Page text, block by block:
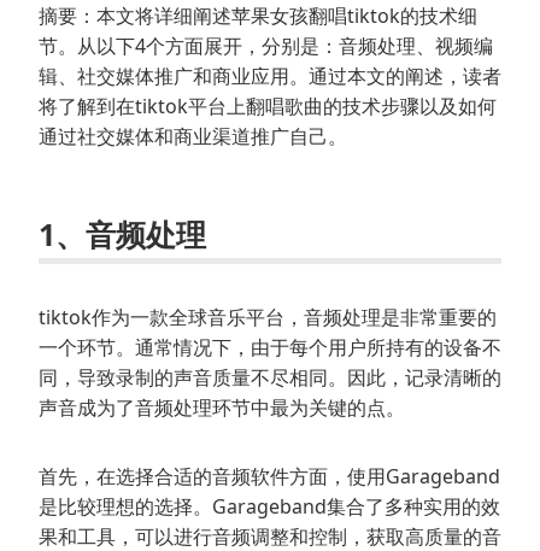
摘要：本文将详细阐述苹果女孩翻唱tiktok的技术细
节。从以下4个方面展开，分别是：音频处理、视频编
辑、社交媒体推广和商业应用。通过本文的阐述，读者
将了解到在tiktok平台上翻唱歌曲的技术步骤以及如何
通过社交媒体和商业渠道推广自己。
1、音频处理
tiktok作为一款全球音乐平台，音频处理是非常重要的
一个环节。通常情况下，由于每个用户所持有的设备不
同，导致录制的声音质量不尽相同。因此，记录清晰的
声音成为了音频处理环节中最为关键的点。
首先，在选择合适的音频软件方面，使用Garageband
是比较理想的选择。Garageband集合了多种实用的效
果和工具，可以进行音频调整和控制，获取高质量的音